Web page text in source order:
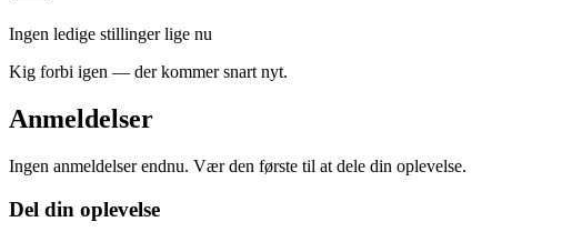
Ingen ledige stillinger lige nu
Kig forbi igen — der kommer snart nyt.
Anmeldelser
Ingen anmeldelser endnu. Vær den første til at dele din oplevelse.
Del din oplevelse